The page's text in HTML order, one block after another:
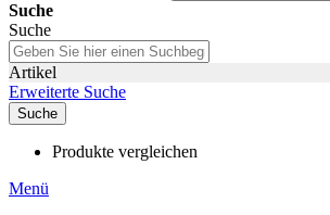
Suche
Suche
Artikel
Erweiterte Suche
Suche
Produkte vergleichen
Menü